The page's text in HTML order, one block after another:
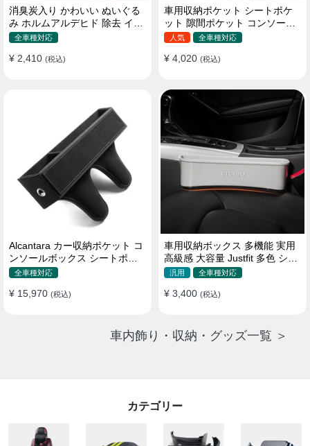
消臭炭入り かわいい ぬいぐる
み ホルムアルデヒド 除去 イン
テリア 贈り物
全車種対応
¥ 2,410 (税込)
車用収納ポケット シートポケ
ット 隙間ポケット コンソール
ボックス カー用品
人気 全車種対応
¥ 4,020 (税込)
Alcantara カー収納ポケット コ
ンソールボックス シートポケ
ット 隙間ポケットセット
全車種対応
¥ 15,970 (税込)
車用収納ボックス 多機能 実用
高級感 大容量 Justfit 多色 シー
トポケット ギャップ 隙間収納
汎用 全車種対応
¥ 3,400 (税込)
車内飾り・収納・グッズ一覧 ＞
カテゴリー